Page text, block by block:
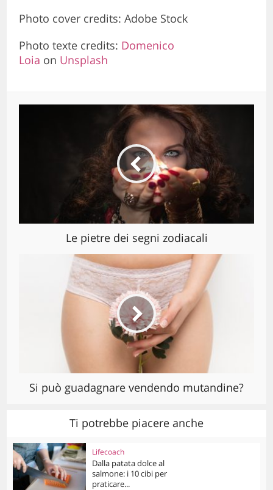
Photo cover credits: Adobe Stock
Photo texte credits: Domenico
Loia on Unsplash
Le pietre dei segni zodiacali
Si può guadagnare vendendo mutandine?
Ti potrebbe piacere anche
Lifecoach
Dalla patata dolce al
salmone: i 10 cibi per
praticare...